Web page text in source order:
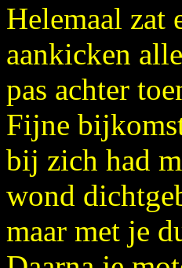
Helemaal zat
aankicken
pas achter
Fijne
bij zich had
wond
maar met je